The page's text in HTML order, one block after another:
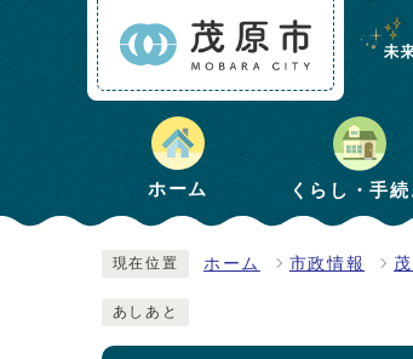
ホーム くらし・手続
現在位置 ホーム 市政情報
あしあと